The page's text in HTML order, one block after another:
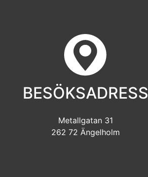
BESÖKSADRESS
Metallgatan 31
262 72 Ängelholm